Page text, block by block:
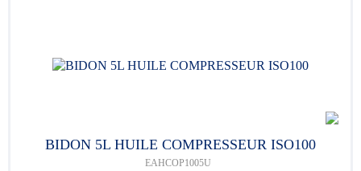
BIDON 5L HUILE COMPRESSEUR ISO100
EAHCOP1005U